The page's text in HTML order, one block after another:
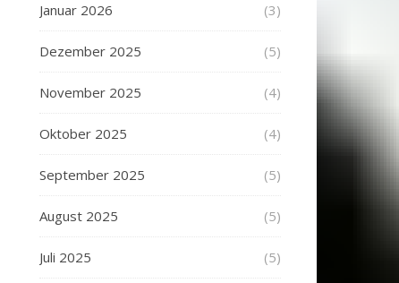
Januar 2026 (3)
Dezember 2025 (5)
November 2025 (4)
Oktober 2025 (4)
September 2025 (5)
August 2025 (5)
Juli 2025 (5)